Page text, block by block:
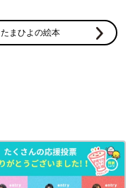
たまひよの絵本